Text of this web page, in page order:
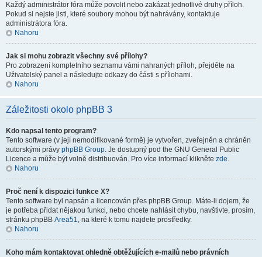
Každý administrátor fóra může povolit nebo zakázat jednotlivé druhy příloh.
Pokud si nejste jisti, které soubory mohou být nahrávány, kontaktuje
administrátora fóra.
Nahoru
Jak si mohu zobrazit všechny své přílohy?
Pro zobrazení kompletního seznamu vámi nahraných příloh, přejděte na
Uživatelský panel a následujte odkazy do části s přílohami.
Nahoru
Záležitosti okolo phpBB 3
Kdo napsal tento program?
Tento software (v její nemodifikované formě) je vytvořen, zveřejněn a chráněn
autorskými právy phpBB Group. Je dostupný pod the GNU General Public
Licence a může být volně distribuován. Pro více informací klikněte zde.
Nahoru
Proč není k dispozici funkce X?
Tento software byl napsán a licencován přes phpBB Group. Máte-li dojem, že
je potřeba přidat nějakou funkci, nebo chcete nahlásit chybu, navštivte, prosím,
stránku phpBB Area51, na které k tomu najdete prostředky.
Nahoru
Koho mám kontaktovat ohledně obtěžujících e-mailů nebo právních